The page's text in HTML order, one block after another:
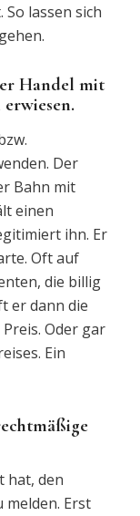
lassen sich
Handel mit
Der
Bahn mit
einen
ihn. Er
Oft auf
die billig
er dann die
Oder gar
Ein
hat, den
Erst